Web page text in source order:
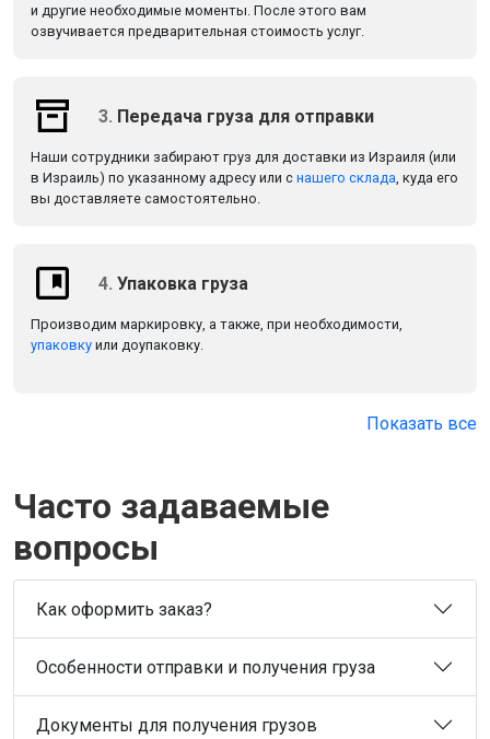
и другие необходимые моменты. После этого вам
озвучивается предварительная стоимость услуг.
3. Передача груза для отправки
Наши сотрудники забирают груз для доставки из Израиля (или
в Израиль) по указанному адресу или с нашего склада, куда его
вы доставляете самостоятельно.
4. Упаковка груза
Производим маркировку, а также, при необходимости,
упаковку или доупаковку.
Показать все
Часто задаваемые
вопросы
Как оформить заказ?
Особенности отправки и получения груза
Документы для получения грузов